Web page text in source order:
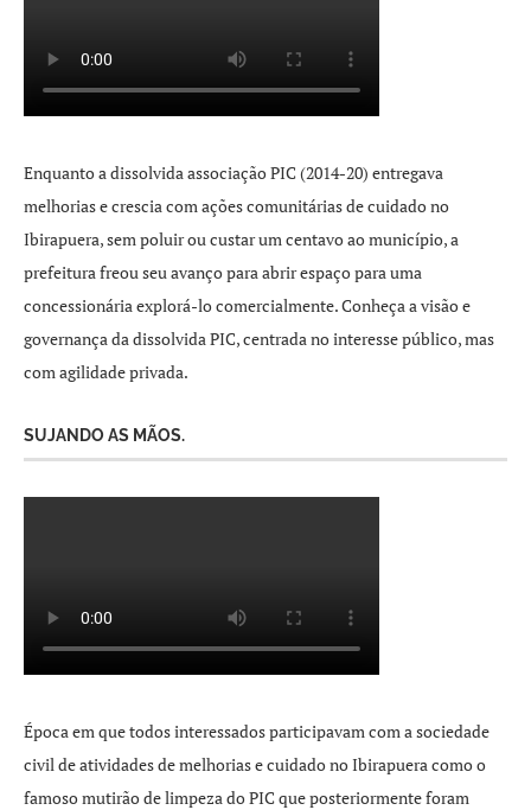
Enquanto a dissolvida associação PIC (2014-20) entregava
melhorias e crescia com ações comunitárias de cuidado no
Ibirapuera, sem poluir ou custar um centavo ao município, a
prefeitura freou seu avanço para abrir espaço para uma
concessionária explorá-lo comercialmente. Conheça a visão e
governança da dissolvida PIC, centrada no interesse público, mas
com agilidade privada.
SUJANDO AS MÃOS.
Época em que todos interessados participavam com a sociedade
civil de atividades de melhorias e cuidado no Ibirapuera como o
famoso mutirão de limpeza do PIC que posteriormente foram